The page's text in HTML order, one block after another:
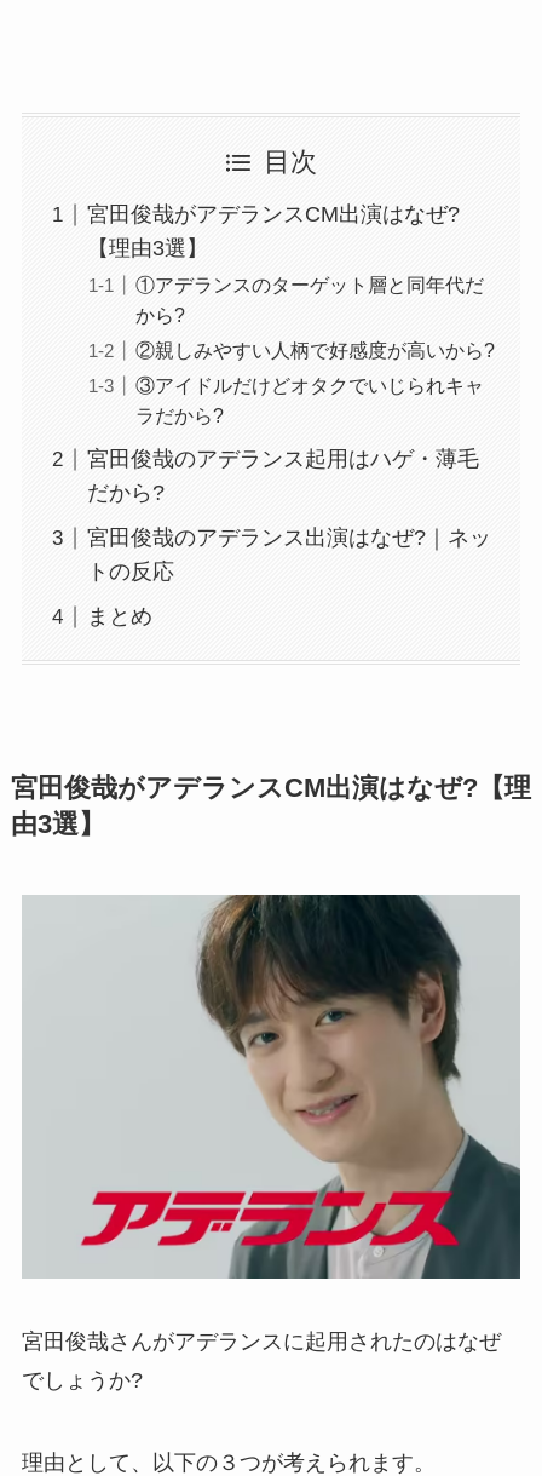
目次
宮田俊哉がアデランスCM出演はなぜ?
【理由3選】
①アデランスのターゲット層と同年代だ
から?
②親しみやすい人柄で好感度が高いから?
③アイドルだけどオタクでいじられキャ
ラだから?
宮田俊哉のアデランス起用はハゲ・薄毛
だから?
宮田俊哉のアデランス出演はなぜ?｜ネッ
トの反応
まとめ
宮田俊哉がアデランスCM出演はなぜ?【理
由3選】
宮田俊哉さんがアデランスに起用されたのはなぜ
でしょうか?
理由として、以下の３つが考えられます。